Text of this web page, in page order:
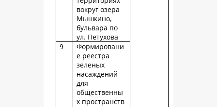
вокруг озера
Мышкино,
бульвара по
ул. Петухова
9
Формировани
е реестра
зеленых
насаждений
для
общественны
х пространств